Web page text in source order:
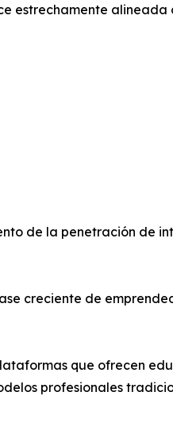
estrechamente
de la penetración de
creciente de
que ofrecen
profesionales